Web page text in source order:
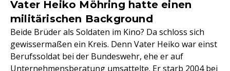
Vater Heiko Möhring hatte einen
militärischen Background
Beide Brüder als Soldaten im Kino? Da schloss sich
gewissermaßen ein Kreis. Denn Vater Heiko war einst
Berufssoldat bei der Bundeswehr, ehe er auf
Unternehmensberatung umsattelte. Er starb 2004 bei